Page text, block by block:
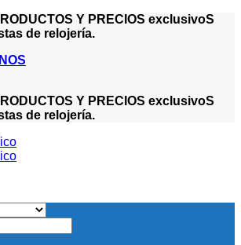
Y PRECIOS exclusivoS
de relojería.
Y PRECIOS exclusivoS
de relojería.